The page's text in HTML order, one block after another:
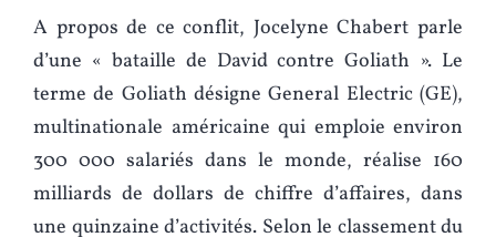
A propos de ce conflit, Jocelyne Chabert parle
d’une « bataille de David contre Goliath ». Le
terme de Goliath désigne General Electric (GE),
multinationale américaine qui emploie environ
300 000 salariés dans le monde, réalise 160
milliards de dollars de chiffre d’affaires, dans
une quinzaine d’activités. Selon le classement du